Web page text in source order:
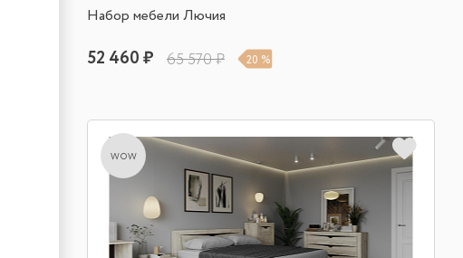
Набор мебели Лючия
52 460 ₽ 65 570 ₽ 20 %
wow